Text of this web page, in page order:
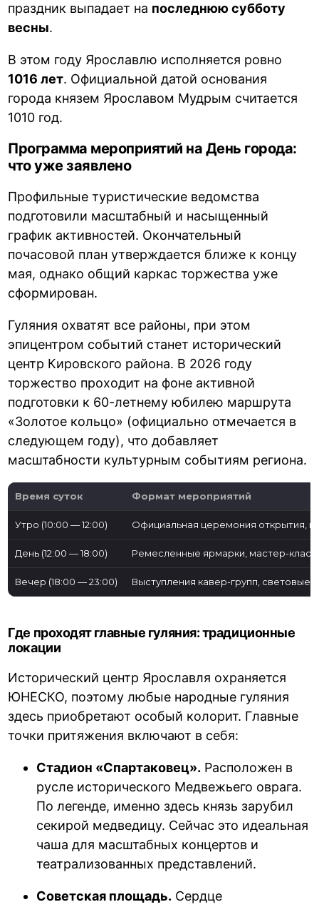
праздник выпадает на последнюю субботу
весны.
В этом году Ярославлю исполняется ровно
1016 лет. Официальной датой основания
города князем Ярославом Мудрым считается
1010 год.
Программа мероприятий на День города:
что уже заявлено
Профильные туристические ведомства
подготовили масштабный и насыщенный
график активностей. Окончательный
почасовой план утверждается ближе к концу
мая, однако общий каркас торжества уже
сформирован.
Гуляния охватят все районы, при этом
эпицентром событий станет исторический
центр Кировского района. В 2026 году
торжество проходит на фоне активной
подготовки к 60-летнему юбилею маршрута
«Золотое кольцо» (официально отмечается в
следующем году), что добавляет
масштабности культурным событиям региона.
Время суток Формат мероприятий
Утро (10:00 — 12:00) Официальная церемония открытия,
День (12:00 — 18:00) Ремесленные ярмарки, мастер-
Вечер (18:00 — 23:00) Выступления кавер-групп,
Где проходят главные гуляния: традиционные
локации
Исторический центр Ярославля охраняется
ЮНЕСКО, поэтому любые народные гуляния
здесь приобретают особый колорит. Главные
точки притяжения включают в себя:
Стадион «Спартаковец». Расположен в
русле исторического Медвежьего оврага.
По легенде, именно здесь князь зарубил
секирой медведицу. Сейчас это идеальная
чаша для масштабных концертов и
театрализованных представлений.
Советская площадь. Сердце